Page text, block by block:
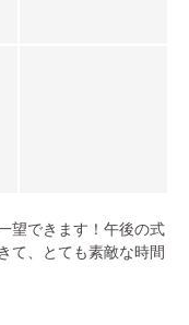
望できます！午後の式
て、とても素敵な時間